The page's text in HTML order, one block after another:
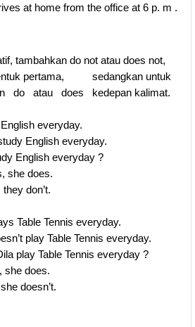
at home from the office at 6 p. m .
tambahkan do not atau does not,
pertama, sedangkan untuk
do atau does kedepan kalimat.
everyday.
English everyday.
English everyday ?
does.
Tennis everyday.
play Table Tennis everyday.
Table Tennis everyday ?
does.